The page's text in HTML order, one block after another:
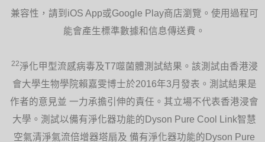
兼容性，請到iOS App或Google Play商店瀏覽。使用過程可
能會產生標準數據和信息傳送費。
22淨化甲型流感病毒及T7噬菌體測試結果。該測試由香港浸
會大學生物學院賴嘉雯博士於2016年3月發表。測試結果是
作者的意見並 一力承擔引伸的責任。其立場不代表香港浸會
大學。測試以備有淨化器功能的Dyson Pure Cool Link智慧
空氣清淨氣流倍增器塔扇及 備有淨化器功能的Dyson Pure